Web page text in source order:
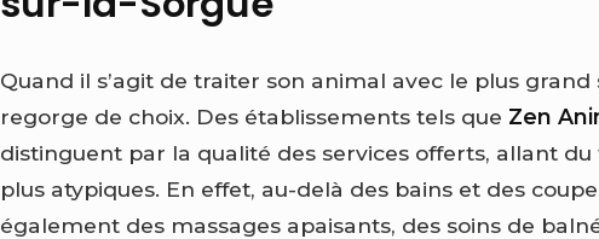
Quand il s’agit de traiter son animal avec le plus grand
regorge de choix. Des établissements tels que Zen
distinguent par la qualité des services offerts, allant
plus atypiques. En effet, au-delà des bains et des
également des massages apaisants, des soins de